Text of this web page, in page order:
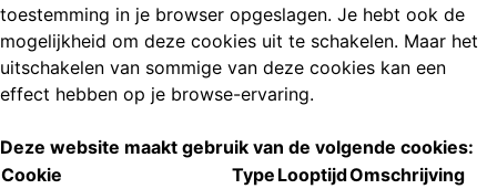
toestemming in je browser opgeslagen. Je hebt ook de
mogelijkheid om deze cookies uit te schakelen. Maar het
uitschakelen van sommige van deze cookies kan een
effect hebben op je browse-ervaring.
Deze website maakt gebruik van de volgende cookies:
Cookie
Type LooptijdOmschrijving